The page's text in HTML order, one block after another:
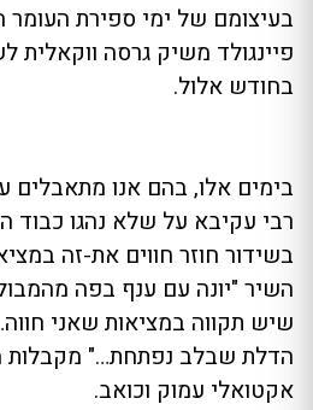
בעיצומם של ימי ספירת העומר
פיינגולד משיק גרסה ווקאלית
בחודש אלול.
בימים אלו, בהם אנו מתאבלים
רבי עקיבא על שלא נהגו כבוד
בשידור חוזר חווים את-זה
השיר "יונה עם ענף בפה
שיש תקווה במציאות שאני
הדלת שבלב נפתחת…" מקבלות
אקטואלי עמוק וכואב.